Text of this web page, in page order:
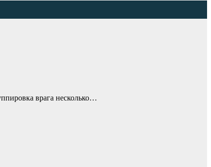
врага несколько…